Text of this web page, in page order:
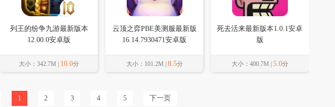
列王的纷争九游最新版本
12.00.0安卓版
大小：342.7M | 10.0分
云顶之弈PBE美测服最新版
16.14.7930471安卓版
大小：101.2M | 8.5分
死去活来最新版本1.0.1安卓
版
大小：400.7M | 5.0分
1 2 3 4 5 下一页